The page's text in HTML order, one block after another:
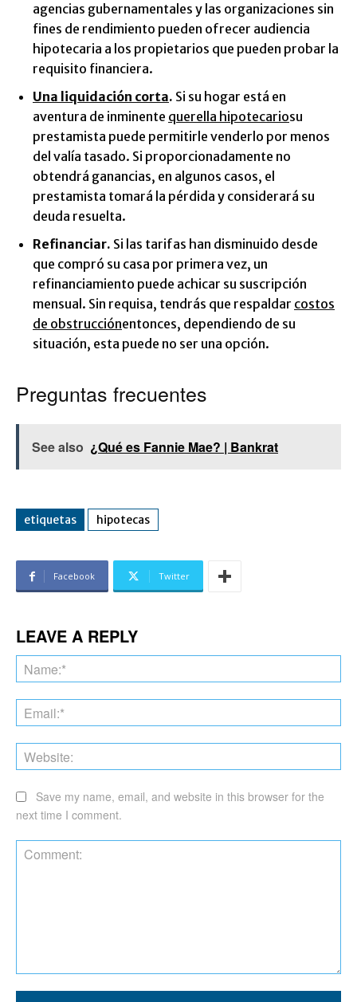
agencias gubernamentales y las organizaciones sin
fines de rendimiento pueden ofrecer audiencia
hipotecaria a los propietarios que pueden probar la
requisito financiera.
Una liquidación corta. Si su hogar está en
aventura de inminente querella hipotecariosu
prestamista puede permitirle venderlo por menos
del valía tasado. Si proporcionadamente no
obtendrá ganancias, en algunos casos, el
prestamista tomará la pérdida y considerará su
deuda resuelta.
Refinanciar. Si las tarifas han disminuido desde
que compró su casa por primera vez, un
refinanciamiento puede achicar su suscripción
mensual. Sin requisa, tendrás que respaldar costos
de obstrucciónentonces, dependiendo de su
situación, esta puede no ser una opción.
Preguntas frecuentes
See also ¿Qué es Fannie Mae? | Bankrat
etiquetas hipotecas
Facebook Twitter
LEAVE A REPLY
Save my name, email, and website in this browser for the
next time I comment.